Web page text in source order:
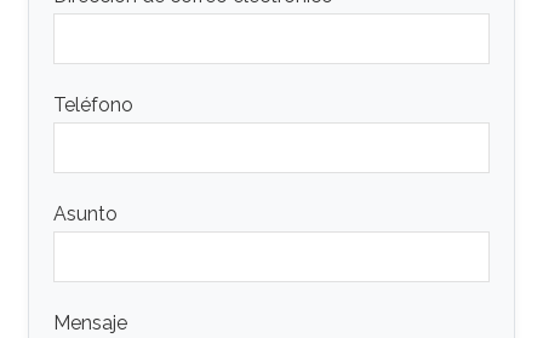
Teléfono
Asunto
Mensaje